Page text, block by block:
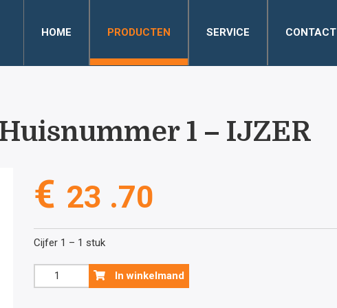
HOME PRODUCTEN SERVICE CONTACT
1 – IJZER
€ 23 .70
Cijfer 1 – 1 stuk
Huisnummer
1
In winkelmand